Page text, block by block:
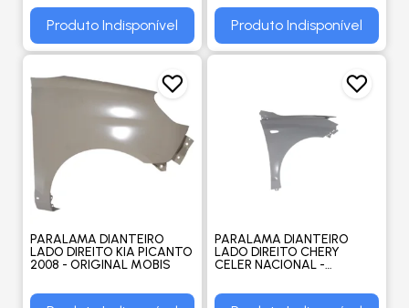
Produto Indisponível Produto Indisponível
PARALAMA DIANTEIRO
LADO DIREITO KIA PICANTO
2008 - ORIGINAL MOBIS
PARALAMA DIANTEIRO
LADO DIREITO CHERY
CELER NACIONAL -